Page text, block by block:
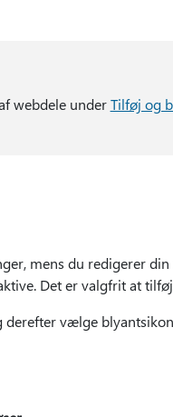
webdele underTilføj og
mens du redigerer
Det er valgfrit at
dereftervælge